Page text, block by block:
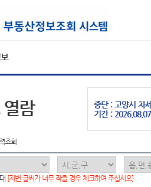
중단 : 고양시 차
기간 :
람
조회
[지번 글씨가 너무 작을 경우 체크하여 주십시오]